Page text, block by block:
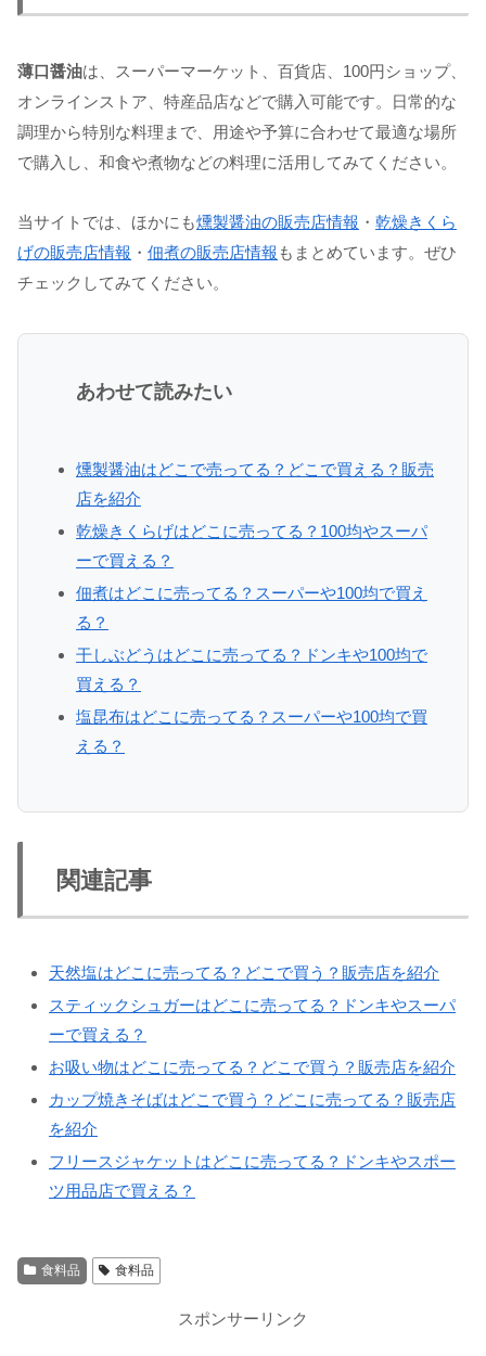
薄口醤油は、スーパーマーケット、百貨店、100円ショップ、
オンラインストア、特産品店などで購入可能です。日常的な
調理から特別な料理まで、用途や予算に合わせて最適な場所
で購入し、和食や煮物などの料理に活用してみてください。
当サイトでは、ほかにも燻製醤油の販売店情報 ・ 乾燥きくら
げの販売店情報 ・ 佃煮の販売店情報 もまとめています。ぜひ
チェックしてみてください。
あわせて読みたい
燻製醤油はどこで売ってる？どこで買える？販売
店を紹介
乾燥きくらげはどこに売ってる？100均やスーパ
ーで買える？
佃煮はどこに売ってる？スーパーや100均で買え
る？
干しぶどうはどこに売ってる？ドンキや100均で
買える？
塩昆布はどこに売ってる？スーパーや100均で買
える？
関連記事
天然塩はどこに売ってる？どこで買う？販売店を紹介
スティックシュガーはどこに売ってる？ドンキやスーパ
ーで買える？
お吸い物はどこに売ってる？どこで買う？販売店を紹介
カップ焼きそばはどこで買う？どこに売ってる？販売店
を紹介
フリースジャケットはどこに売ってる？ドンキやスポー
ツ用品店で買える？
食料品 食料品
スポンサーリンク